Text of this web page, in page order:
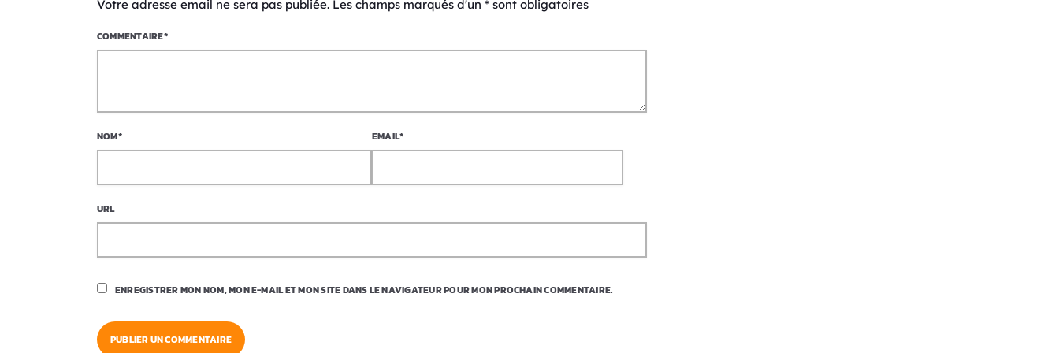
Votre adresse email ne sera pas publiée. Les champs marqués d'un * sont obligatoires
COMMENTAIRE*
NOM* EMAIL*
URL
ENREGISTRER MON NOM, MON E-MAIL ET MON SITE DANS LE NAVIGATEUR POUR MON PROCHAIN COMMENTAIRE.